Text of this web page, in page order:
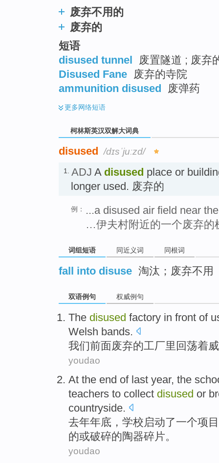
废弃不用的
废弃的
短语
disused tunnel
废置隧道 ; 废弃
Disused Fane 废弃的寺院
ammunition disused
废弹药
更多网络短语
柯林斯英汉双解大词典
disused /dɪsˈjuːzd/
1. ADJ A disused place or
longer used. 废弃的
例：
...a disused air field near
…伊夫村附近的一个废弃的
词组短语 同近义词 同根词
fall into disuse 淘汰；废弃不用
双语例句 权威例句
The disused factory in front of
Welsh bands.
我们前面废弃的工厂里回荡着
youdao
At the end of last year, the
teachers to collect disused or
countryside.
去年年底 ， 学校启动了一个项目
的或破碎的陶器碎片。
youdao